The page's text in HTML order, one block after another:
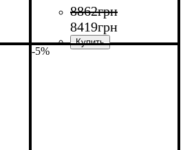
8862грн
8419грн
-5%